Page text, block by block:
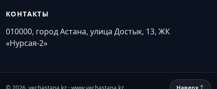
КОНТАКТЫ
010000, город Астана, улица Достык, 13, ЖК
«Нурсая-2»